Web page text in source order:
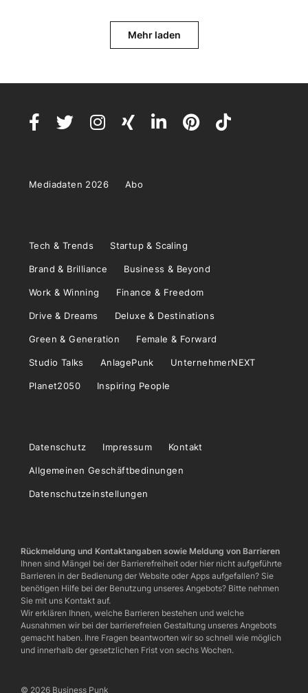
Mehr laden
Mediadaten 2026 Abo
Tech & Trends Startup & Scaling
Brand & Brilliance Business & Beyond
Work & Winning Finance & Freedom
Drive & Dreams Deluxe & Destinations
Green & Generation Female & Forward
Studio Talks AnlagePunk UnternehmerNEXT
Planet2050 Inspiring People
Datenschutz Impressum Kontakt
Allgemeinen Geschäftbedinungen
Datenschutzeinstellungen
Rückmeldung und Kontaktangaben sowie Meldung von Barrieren
Ihnen sind Mängel bei der Barrierefreiheit oder hier nicht aufgeführte
Barrieren in der Bedienung der Website oder Apps aufgefallen? Sie
benötigen Hilfe bei der Benutzung unseres Angebots? Bitte nehmen
Sie mit uns Kontakt auf.
Wir erklären Ihnen, welche Barrieren bestehen und welche
Ausnahmen wir bei der barrierefreien Gestaltung unseres Angebots
gemacht haben. Ihre Fragen beantworten wir so schnell wie möglich
und innerhalb der gesetzlichen Frist von sechs Wochen.
© 2026 Business Punk